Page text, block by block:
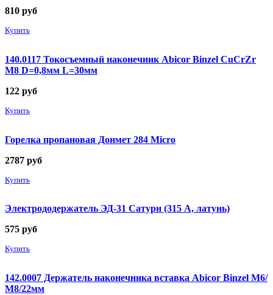
810 руб
Купить
140.0117 Токосъемный наконечник Abicor Binzel CuCrZr
М8 D=0,8мм L=30мм
122 руб
Купить
Горелка пропановая Донмет 284 Micro
2787 руб
Купить
Электрододержатель ЭД-31 Сатурн (315 А, латунь)
575 руб
Купить
142.0007 Держатель наконечника вставка Abicor Binzel М6/
М8/22мм